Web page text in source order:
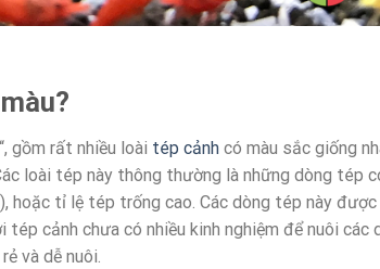
“, gồm rất nhiều loài tép cảnh có màu sắc giống
loài tép này thông thường là những dòng tép
hoặc tỉ lệ tép trống cao. Các dòng tép này
tép cảnh chưa có nhiều kinh nghiệm để nuôi các
và dễ nuôi.